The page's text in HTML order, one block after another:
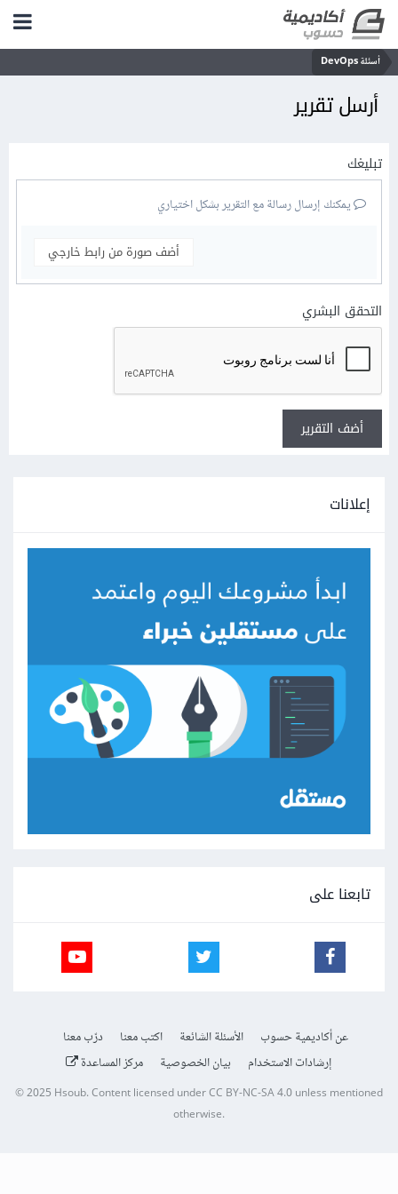
أسئلة DevOps
أرسل تقرير
تبليغك
يمكنك إرسال رسالة مع التقرير بشكل اختياري
أضف صورة من رابط خارجي
التحقق البشري
أضف التقرير
إعلانات
تابعنا على
عن أكاديمية حسوب الأسئلة الشائعة اكتب معنا
درّب معنا
إرشادات الاستخدام
بيان الخصوصية مركز المساعدة
© 2025 Hsoub.Content licensed underCC BY-NC-SA 4.0unless mentioned
otherwise.